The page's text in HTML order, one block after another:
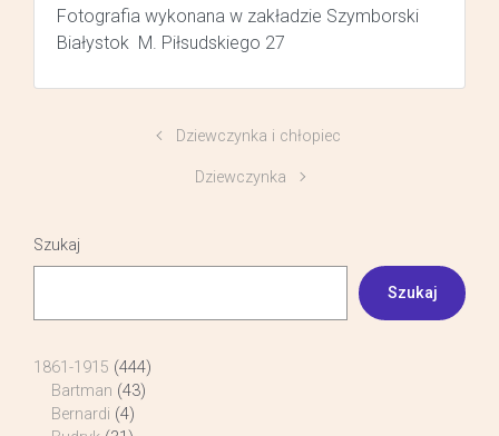
Fotografia wykonana w zakładzie Szymborski
Białystok M. Piłsudskiego 27
Dziewczynka i chłopiec
Dziewczynka
Szukaj
Szukaj
1861-1915 (444)
Bartman (43)
Bernardi (4)